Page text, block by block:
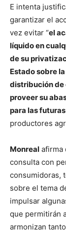
E intenta
garantizar el
vez evitar “el
líquido en
de su
Estado sobre
distribución de
proveer su
para las
productores
Monreal afirma
consulta con
consumidoras,
sobre el tema
impulsar
que permitirán
armonizan